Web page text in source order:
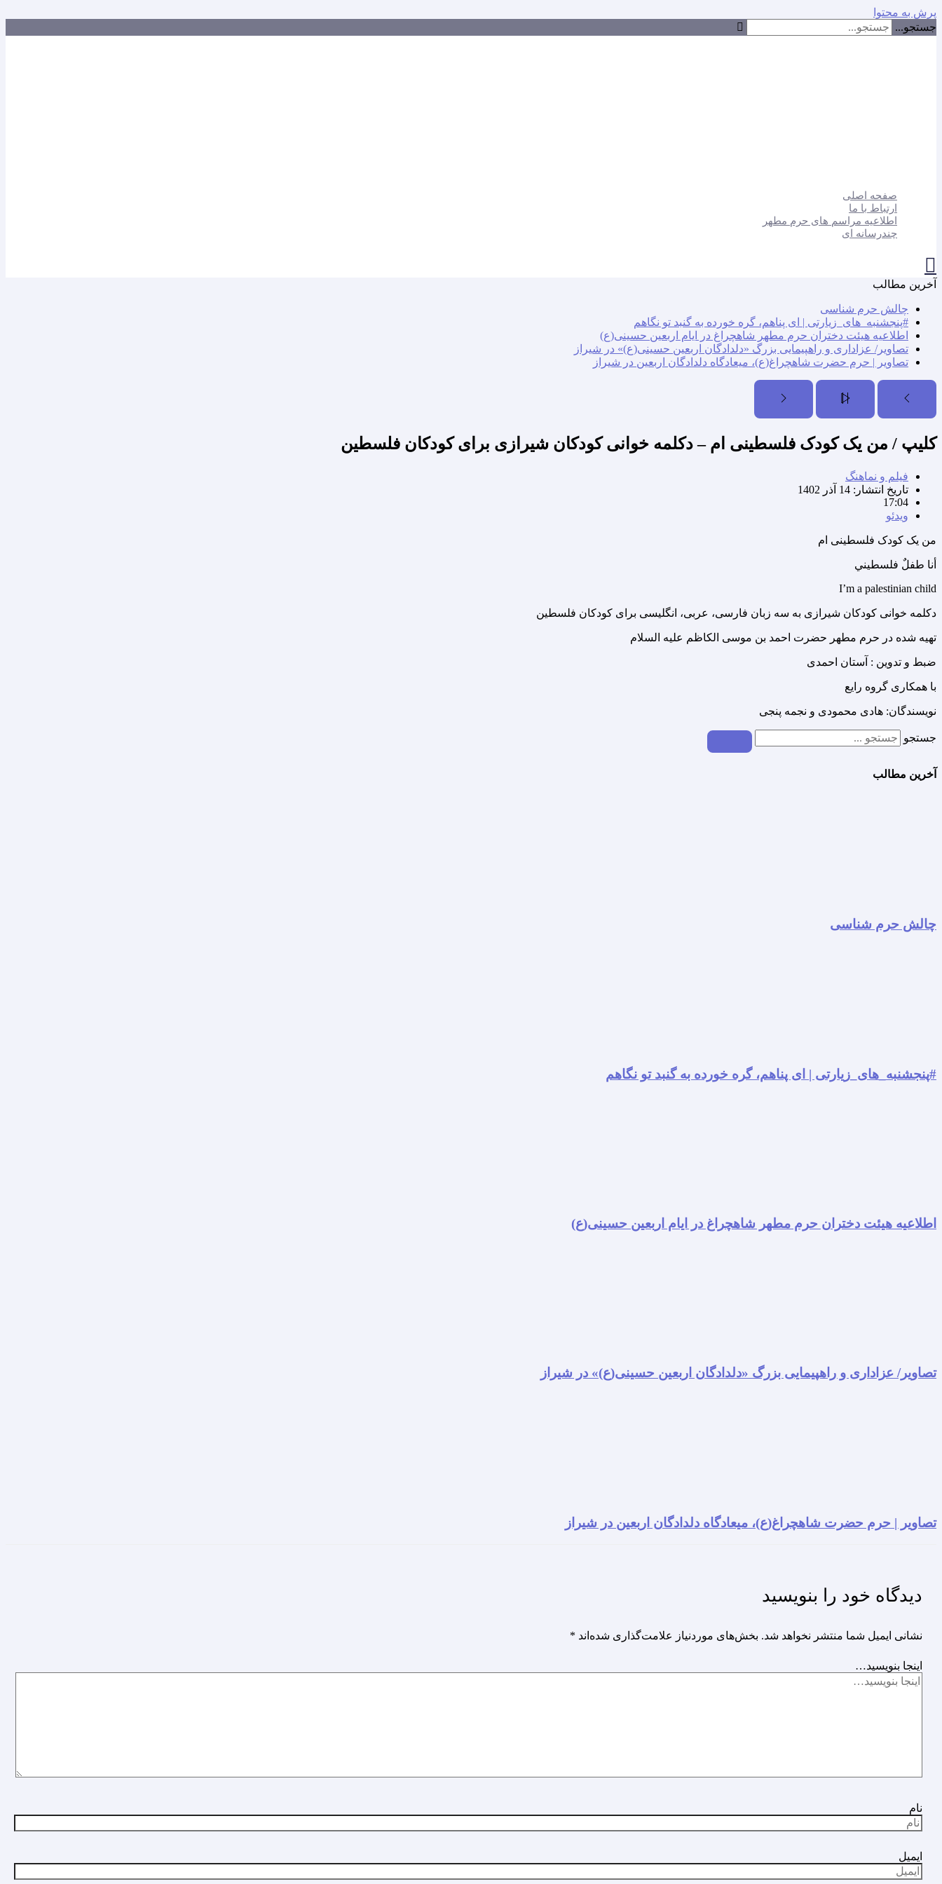
پرش به محتوا
جستجو...
صفحه اصلی
ارتباط با ما
اطلاعیه مراسم های حرم مطهر
چندرسانه ای
آخرین مطالب
چالش حرم شناسی
#پنجشنبه_های_زیارتی | ای پناهم، گره خورده به گنبد تو نگاهم
اطلاعیه هیئت دختران حرم مطهر شاهچراغ در ایام اربعین حسینی(ع)
تصاویر/ عزاداری و راهپیمایی بزرگ «دلدادگان اربعین حسینی(ع)» در شیراز
تصاویر | حرم حضرت شاهچراغ(ع)، میعادگاه دلدادگان اربعین در شیراز
کلیپ / من یک کودک فلسطینی ام – دکلمه خوانی کودکان شیرازی برای کودکان فلسطین
فیلم و نماهنگ
تاریخ انتشار: 14 آذر 1402
17:04
ویدئو
من یک کودک فلسطینی ام
أنا طفلٌ فلسطيني
I’m a palestinian child
️دکلمه خوانی کودکان شیرازی به سه زبان فارسی، عربی، انگلیسی برای کودکان فلسطین
تهیه شده در حرم مطهر حضرت احمد بن موسی الکاظم علیه السلام
ضبط و تدوین : آستان احمدی
با همکاری گروه رایع
نویسندگان: هادی محمودی و نجمه پنجی
جستجو
آخرین مطالب
چالش حرم شناسی
#پنجشنبه_های_زیارتی | ای پناهم، گره خورده به گنبد تو نگاهم
اطلاعیه هیئت دختران حرم مطهر شاهچراغ در ایام اربعین حسینی(ع)
تصاویر/ عزاداری و راهپیمایی بزرگ «دلدادگان اربعین حسینی(ع)» در شیراز
تصاویر | حرم حضرت شاهچراغ(ع)، میعادگاه دلدادگان اربعین در شیراز
دیدگاه‌ خود را بنویسید
نشانی ایمیل شما منتشر نخواهد شد. بخش‌های موردنیاز علامت‌گذاری شده‌اند *
اینجا بنویسید…
نام
ایمیل